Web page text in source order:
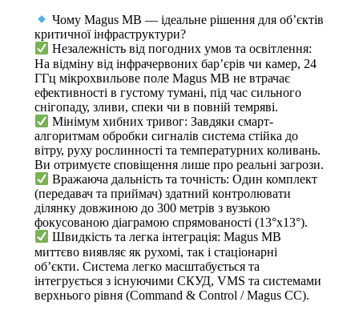
Чому Magus MB — ідеальне рішення для об’єктів
критичної інфраструктури?
Незалежність від погодних умов та освітлення:
На відміну від інфрачервоних бар’єрів чи камер, 24
ГГц мікрохвильове поле Magus MB не втрачає
ефективності в густому тумані, під час сильного
снігопаду, зливи, спеки чи в повній темряві.
Мінімум хибних тривог: Завдяки смарт-
алгоритмам обробки сигналів система стійка до
вітру, руху рослинності та температурних коливань.
Ви отримуєте сповіщення лише про реальні загрози.
Вражаюча дальність та точність: Один комплект
(передавач та приймач) здатний контролювати
ділянку довжиною до 300 метрів з вузькою
фокусованою діаграмою спрямованості (13°x13°).
Швидкість та легка інтеграція: Magus MB
миттєво виявляє як рухомі, так і стаціонарні
об’єкти. Система легко масштабується та
інтегрується з існуючими СКУД, VMS та системами
верхнього рівня (Command & Control / Magus CC).